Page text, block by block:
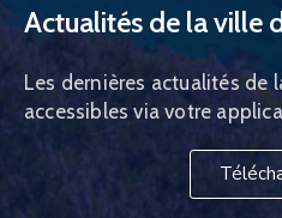
Actualités de la ville
Les dernières actualités de
accessibles via votre